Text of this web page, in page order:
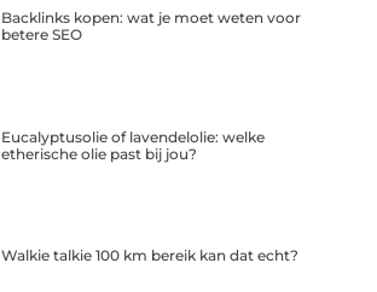
Backlinks kopen: wat je moet weten voor
betere SEO
Eucalyptusolie of lavendelolie: welke
etherische olie past bij jou?
Walkie talkie 100 km bereik kan dat echt?